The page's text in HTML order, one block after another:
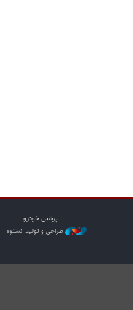
پرشین خودرو
طراحی و تولید: نستوه